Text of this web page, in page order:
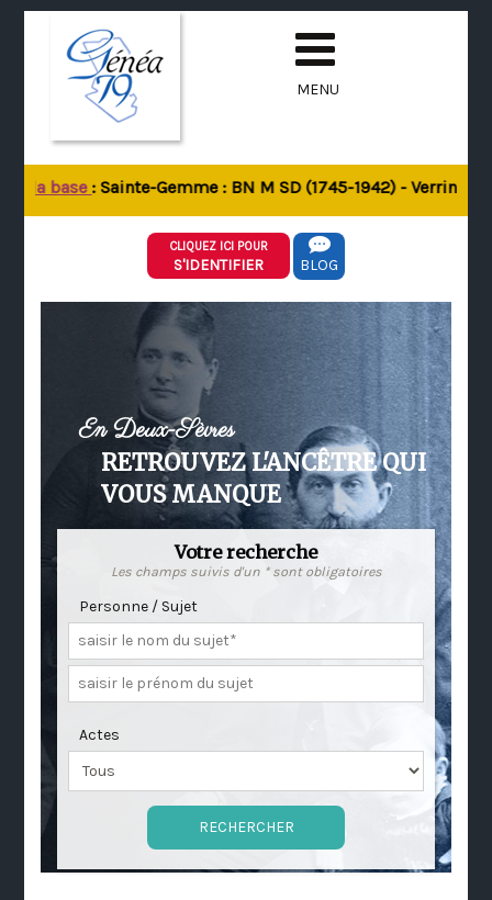
MENU
la base: Sainte-Gemme : BN M SD (1745-1942) - Verrines-
CLIQUEZ ICI POUR
S'IDENTIFIER BLOG
En Deux-Sèvres
RETROUVEZ L'ANCÊTRE QUI
VOUS MANQUE
Votre recherche
Les champs suivis d'un * sont obligatoires
Personne / Sujet
Actes